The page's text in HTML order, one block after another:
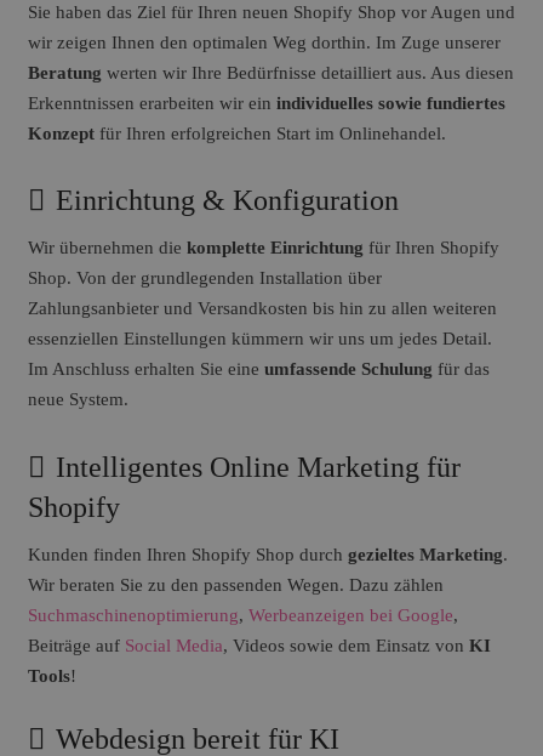
Sie haben das Ziel für Ihren neuen Shopify Shop vor Augen und
wir zeigen Ihnen den optimalen Weg dorthin. Im Zuge unserer
Beratung werten wir Ihre Bedürfnisse detailliert aus. Aus diesen
Erkenntnissen erarbeiten wir ein individuelles sowie fundiertes
Konzeptfür Ihren erfolgreichen Start im Onlinehandel.
Einrichtung & Konfiguration
Wir übernehmen die komplette Einrichtung für Ihren Shopify
Shop. Von der grundlegenden Installation über
Zahlungsanbieter und Versandkosten bis hin zu allen weiteren
essenziellen Einstellungen kümmern wir uns um jedes Detail.
Im Anschluss erhalten Sie eine umfassende Schulung für das
neue System.
Intelligentes Online Marketing für
Shopify
Kunden finden Ihren Shopify Shop durch gezieltes Marketing.
Wir beraten Sie zu den passenden Wegen. Dazu zählen
Suchmaschinenoptimierung, Werbeanzeigen bei Google,
Beiträge auf Social Media, Videos sowie dem Einsatz von KI
Tools!
Webdesign bereit für KI